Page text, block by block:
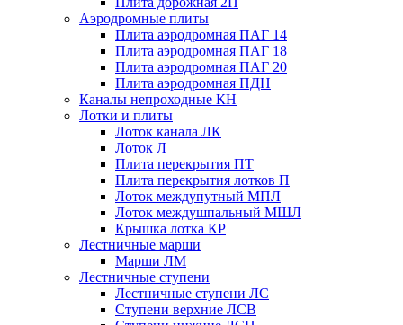
Аэродромные плиты
Плита аэродромная ПАГ 14
Плита аэродромная ПАГ 18
Плита аэродромная ПАГ 20
Плита аэродромная ПДН
Каналы непроходные КН
Лотки и плиты
Лоток канала ЛК
Лоток Л
Плита перекрытия ПТ
Плита перекрытия лотков П
Лоток междупутный МПЛ
Лоток междушпальный МШЛ
Крышка лотка КР
Лестничные марши
Марши ЛМ
Лестничные ступени
Лестничные ступени ЛС
Ступени верхние ЛСВ